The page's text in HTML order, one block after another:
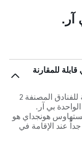
آر.
للمقارنة
هناك فرق يبلغ 51% في متوسط ​​سعر الليلة للفنادق المصنفة 2
بي آر.
هونجداي هو
جداً عند الإقامة في